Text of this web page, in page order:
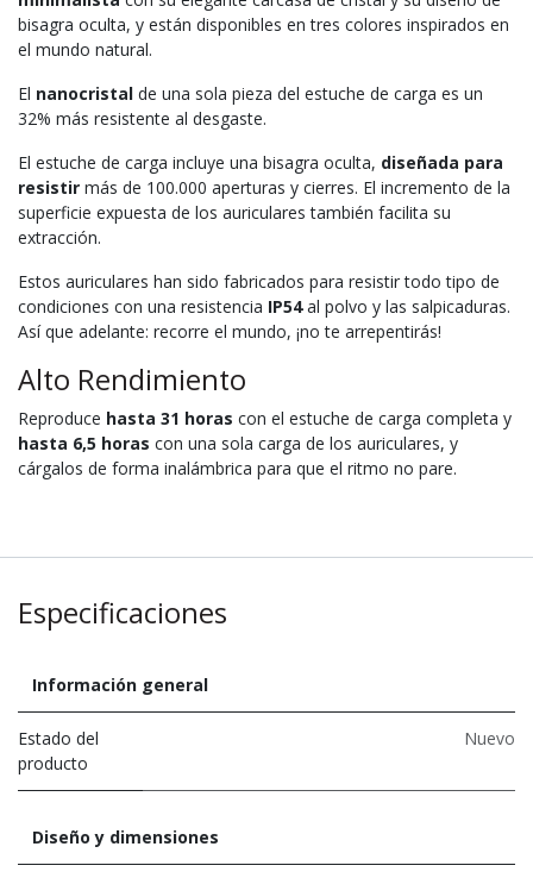
bisagra oculta, y están disponibles en tres colores inspirados en
el mundo natural.
El nanocristal de una sola pieza del estuche de carga es un
32% más resistente al desgaste.
El estuche de carga incluye una bisagra oculta, diseñada para
resistir más de 100.000 aperturas y cierres. El incremento de la
superficie expuesta de los auriculares también facilita su
extracción.
Estos auriculares han sido fabricados para resistir todo tipo de
condiciones con una resistencia IP54al polvo y las salpicaduras.
Así que adelante: recorre el mundo, ¡no te arrepentirás!
Alto Rendimiento
Reproduce hasta 31 horas con el estuche de carga completa y
hasta 6,5 horas con una sola carga de los auriculares, y
cárgalos de forma inalámbrica para que el ritmo no pare.
Especificaciones
Información general
Estado del
producto
Nuevo
Diseño y dimensiones